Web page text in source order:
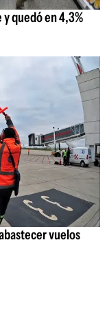
quedó en 4,3%
vuelos